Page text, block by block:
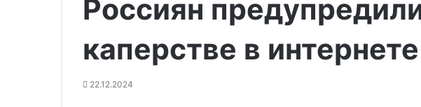
Россиян
каперстве в интернете
22.12.2024